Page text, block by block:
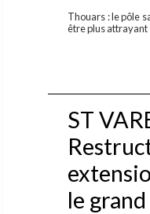
Thouars : le pôle
être plus attrayant
ST
le